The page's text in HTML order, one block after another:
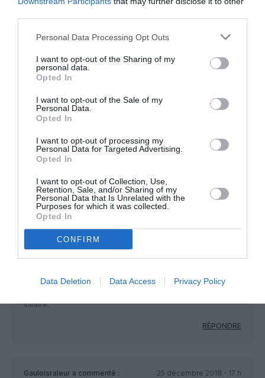
Personal Data Processing Opt Outs
I want to opt-out of the Sharing of my
personal data.
Opted In
I want to opt-out of the Sale of my
Personal Data.
Opted In
I want to opt-out of processing my
Personal Data for Targeted Advertising.
Opted In
I want to opt-out of Collection, Use,
Retention, Sale, and/or Sharing of my
Personal Data that Is Unrelated with the
Purposes for which it was collected.
Opted In
CONFIRM
Data Deletion Data Access Privacy Policy
Béberta commenté :
25 décembre 2018 - 17 h
Les premières infos donnent des participations relativement
faibles. Ce qui me conforte dans l’idée qu’en plus de d’être
sommes en France, un des pays où les salariés sont les
mieux protégés (et c’est tant mieux!), si ce DS doit être
licencié, c’est qu’il l’aura mérité, et si ce n’est pas le cas, il doit
Grilléea commenté :
25 décembre 2018 - 17 h
greves PNC sont toutes dans un but autre.
répartition des 2.5%? Qui doit être mise en place au premier
salaire.
RÉPONDRE
Gauloisraleur a commenté :
25 décembre 2018 - 17 h